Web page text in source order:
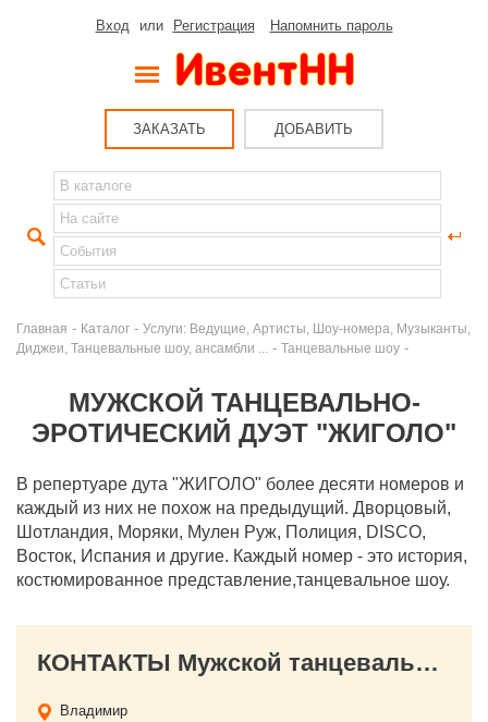
Вход или Регистрация Напомнить пароль
ЗАКАЗАТЬ ДОБАВИТЬ
Главная - Каталог - Услуги: Ведущие, Артисты, Шоу-номера, Музыканты,
Диджеи, Танцевальные шоу, ансамбли ...
- Танцевальные шоу -
МУЖСКОЙ ТАНЦЕВАЛЬНО-
ЭРОТИЧЕСКИЙ ДУЭТ "ЖИГОЛО"
В репертуаре дута "ЖИГОЛО" более десяти номеров и
каждый из них не похож на предыдущий. Дворцовый,
Шотландия, Моряки, Мулен Руж, Полиция, DISCO,
Восток, Испания и другие. Каждый номер - это история,
костюмированное представление,танцевальное шоу.
КОНТАКТЫ Мужской танцевально-эротический дуэт "ЖИГОЛО"
Владимир